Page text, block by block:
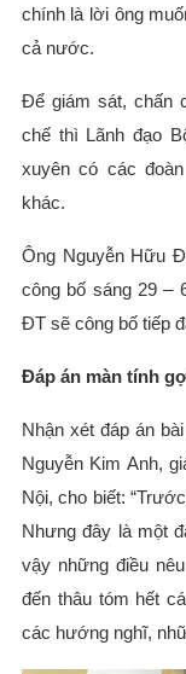
chính là lời ông
cả nước.
Để giám sát, chấn
chế thì Lãnh đạo
xuyên có các
khác.
Ông Nguyễn Hữu
công bố sáng 29 –
ĐT sẽ công bố tiếp
Đáp án màn tính
Nhận xét đáp án
Nguyễn Kim Anh,
Nội, cho biết:
Nhưng đây là một
vậy những điều
đến thâu tóm hết
các hướng nghĩ,